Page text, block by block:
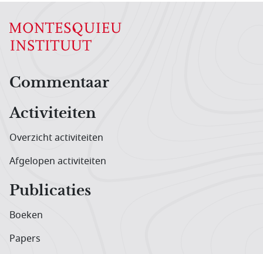
Hoofdnavigatiemenu
Commentaar
Activiteiten
Overzicht activiteiten
Afgelopen activiteiten
Publicaties
Boeken
Papers